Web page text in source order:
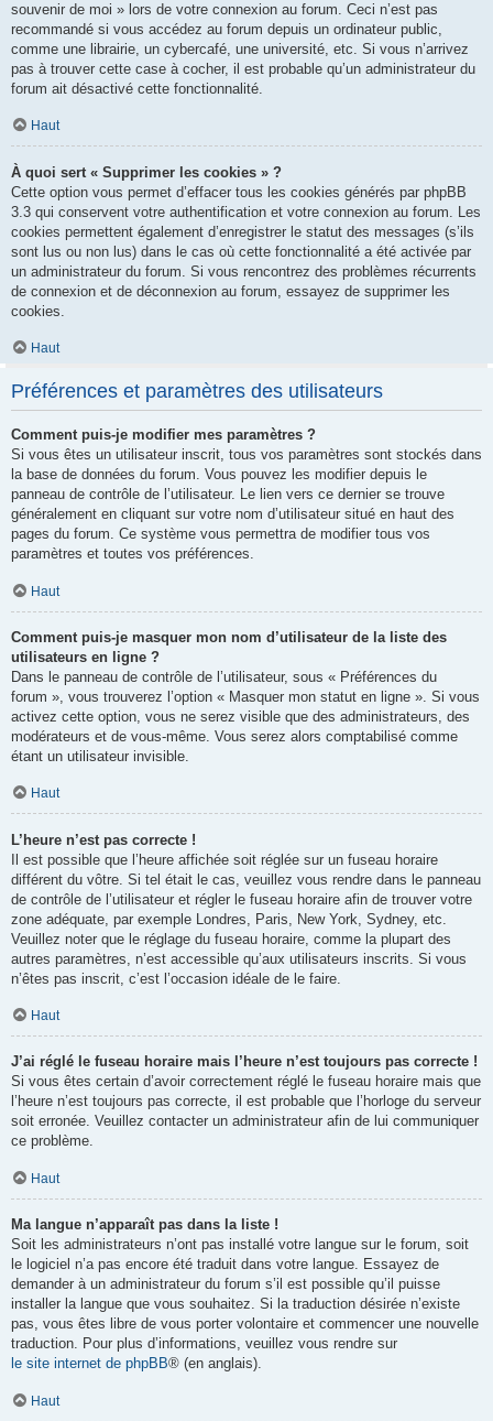
souvenir de moi » lors de votre connexion au forum. Ceci n’est pas
recommandé si vous accédez au forum depuis un ordinateur public,
comme une librairie, un cybercafé, une université, etc. Si vous n’arrivez
pas à trouver cette case à cocher, il est probable qu’un administrateur du
forum ait désactivé cette fonctionnalité.
Haut
À quoi sert « Supprimer les cookies » ?
Cette option vous permet d’effacer tous les cookies générés par phpBB
3.3 qui conservent votre authentification et votre connexion au forum. Les
cookies permettent également d’enregistrer le statut des messages (s’ils
sont lus ou non lus) dans le cas où cette fonctionnalité a été activée par
un administrateur du forum. Si vous rencontrez des problèmes récurrents
de connexion et de déconnexion au forum, essayez de supprimer les
cookies.
Haut
Préférences et paramètres des utilisateurs
Comment puis-je modifier mes paramètres ?
Si vous êtes un utilisateur inscrit, tous vos paramètres sont stockés dans
la base de données du forum. Vous pouvez les modifier depuis le
panneau de contrôle de l’utilisateur. Le lien vers ce dernier se trouve
généralement en cliquant sur votre nom d’utilisateur situé en haut des
pages du forum. Ce système vous permettra de modifier tous vos
paramètres et toutes vos préférences.
Haut
Comment puis-je masquer mon nom d’utilisateur de la liste des
utilisateurs en ligne ?
Dans le panneau de contrôle de l’utilisateur, sous « Préférences du
forum », vous trouverez l’option « Masquer mon statut en ligne ». Si vous
activez cette option, vous ne serez visible que des administrateurs, des
modérateurs et de vous-même. Vous serez alors comptabilisé comme
étant un utilisateur invisible.
Haut
L’heure n’est pas correcte !
Il est possible que l’heure affichée soit réglée sur un fuseau horaire
différent du vôtre. Si tel était le cas, veuillez vous rendre dans le panneau
de contrôle de l’utilisateur et régler le fuseau horaire afin de trouver votre
zone adéquate, par exemple Londres, Paris, New York, Sydney, etc.
Veuillez noter que le réglage du fuseau horaire, comme la plupart des
autres paramètres, n’est accessible qu’aux utilisateurs inscrits. Si vous
n’êtes pas inscrit, c’est l’occasion idéale de le faire.
Haut
J’ai réglé le fuseau horaire mais l’heure n’est toujours pas correcte !
Si vous êtes certain d’avoir correctement réglé le fuseau horaire mais que
l’heure n’est toujours pas correcte, il est probable que l’horloge du serveur
soit erronée. Veuillez contacter un administrateur afin de lui communiquer
ce problème.
Haut
Ma langue n’apparaît pas dans la liste !
Soit les administrateurs n’ont pas installé votre langue sur le forum, soit
le logiciel n’a pas encore été traduit dans votre langue. Essayez de
demander à un administrateur du forum s’il est possible qu’il puisse
installer la langue que vous souhaitez. Si la traduction désirée n’existe
pas, vous êtes libre de vous porter volontaire et commencer une nouvelle
traduction. Pour plus d’informations, veuillez vous rendre sur
le site internet de phpBB® (en anglais).
Haut